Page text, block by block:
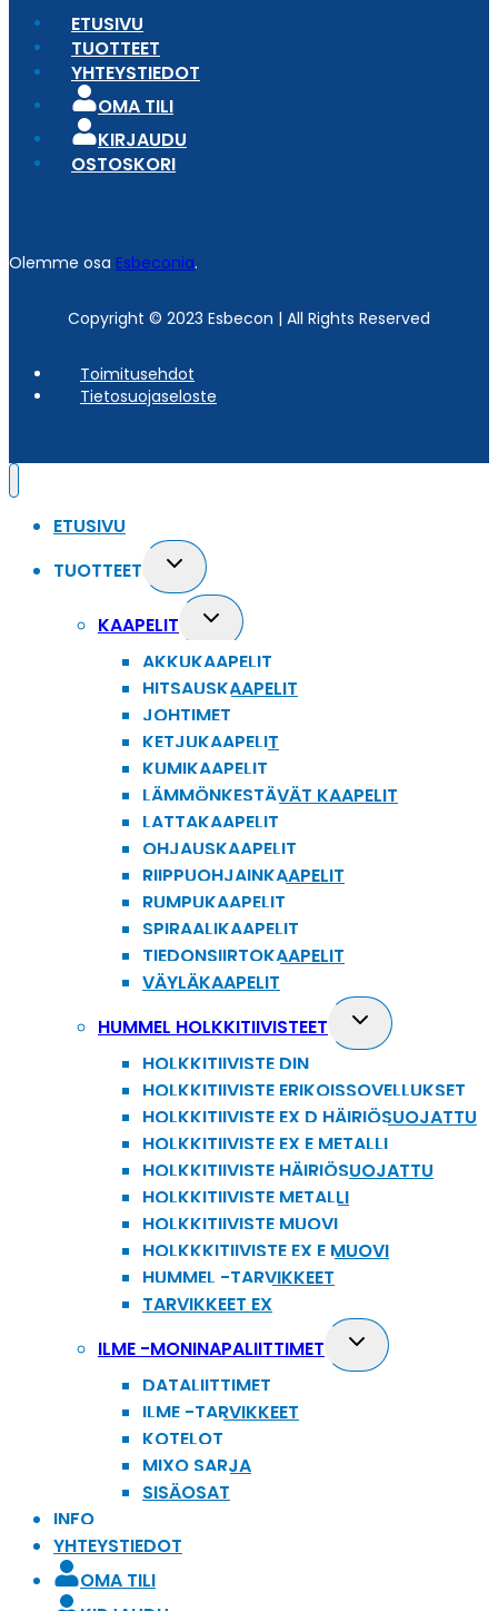
ETUSIVU
TUOTTEET
YHTEYSTIEDOT
OMA TILI
KIRJAUDU
OSTOSKORI
Olemme osa Esbeconia.
Copyright © 2023 Esbecon | All Rights Reserved
Toimitusehdot
Tietosuojaseloste
ETUSIVU
TUOTTEET
Toggle
child
menu
KAAPELIT
Toggle
child
menu
AKKUKAAPELIT
HITSAUSKAAPELIT
JOHTIMET
KETJUKAAPELIT
KUMIKAAPELIT
LÄMMÖNKESTÄVÄT KAAPELIT
LATTAKAAPELIT
OHJAUSKAAPELIT
RIIPPUOHJAINKAAPELIT
RUMPUKAAPELIT
SPIRAALIKAAPELIT
TIEDONSIIRTOKAAPELIT
VÄYLÄKAAPELIT
HUMMEL HOLKKITIIVISTEET
Toggle
child
HOLKKITIIVISTE DIN
HOLKKITIIVISTE ERIKOISSOVELLUKSET
HOLKKITIIVISTE EX D HÄIRIÖSUOJATTU
HOLKKITIIVISTE EX E METALLI
HOLKKITIIVISTE HÄIRIÖSUOJATTU
HOLKKITIIVISTE METALLI
HOLKKITIIVISTE MUOVI
HOLKKKITIIVISTE EX E MUOVI
HUMMEL -TARVIKKEET
TARVIKKEET EX
ILME -MONINAPALIITTIMET
Toggle
child
DATALIITTIMET
ILME -TARVIKKEET
KOTELOT
MIXO SARJA
SISÄOSAT
INFO
YHTEYSTIEDOT
OMA TILI